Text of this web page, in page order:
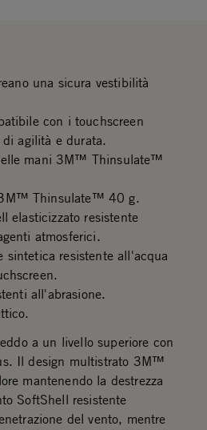
una sicura vestibilità
con i touchscreen
agilità e durata.
mani 3M™ Thinsulate™
Thinsulate™ 40 g.
elasticizzato resistente
atmosferici.
sintetica resistente all'acqua
all'abrasione.
a un livello superiore con
Il design multistrato 3M™
mantenendo la destrezza
SoftShell resistente
del vento, mentre